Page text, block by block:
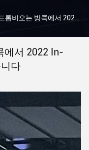
뉴스를 따릅니다 훌륭한 검토 :드롭비오는 방콕에서 2022 In-Cosmetics®asia에 참가했습니다
에서 2022 In-
다